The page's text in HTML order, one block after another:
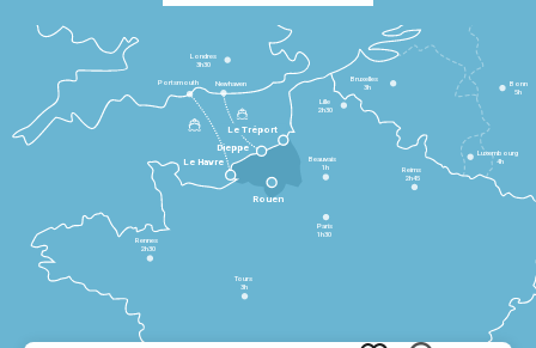
Le Havre
Dieppe
Le Tréport
Rennes
2h30
Tours
3h
Paris
1h30
Beauvais
1h
Reims
2h45
Lille
2h30
Bruxelles
3h
Londres
3h30
Newhaven
Portsmouth
Bonn
5h
Luxembourg
4h
Rouen